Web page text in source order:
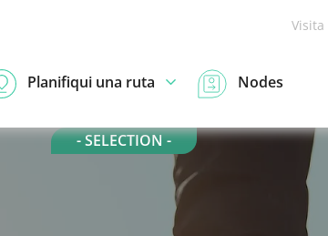
Planifiqui una ruta Nodes
- SELECTION -